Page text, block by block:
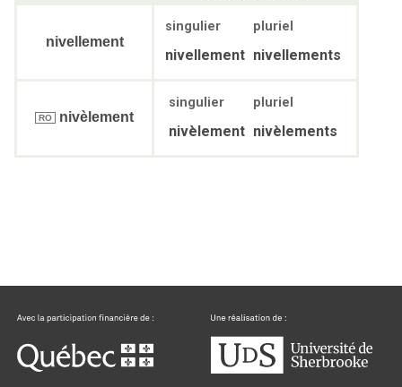
nivellement
singulier pluriel
nivellement nivellements
RO nivèlement
singulier pluriel
nivèlement nivèlements